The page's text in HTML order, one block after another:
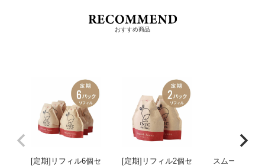
おすすめ商品
[定期]リフィル6個セ
[定期]リフィル2個セ
スムースアロ